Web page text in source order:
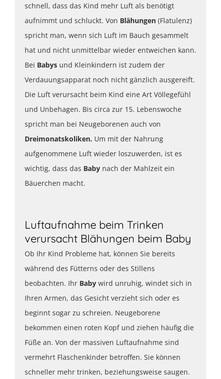
schnell, dass das Kind mehr Luft als benötigt
aufnimmt und schluckt. Von Blähungen (Flatulenz)
spricht man, wenn sich Luft im Bauch gesammelt
hat und nicht unmittelbar wieder entweichen kann.
Bei Babys und Kleinkindern ist zudem der
Verdauungsapparat noch nicht gänzlich ausgereift.
Die Luft verursacht beim Kind eine Art Völlegefühl
und Unbehagen. Bis circa zur 15. Lebenswoche
spricht man bei Neugeborenen auch von
Dreimonatskoliken. Um mit der Nahrung
aufgenommene Luft wieder loszuwerden, ist es
wichtig, dass das Baby nach der Mahlzeit ein
Bäuerchen macht.
Luftaufnahme beim Trinken
verursacht Blähungen beim Baby
Ob Ihr Kind Probleme hat, können Sie bereits
während des Fütterns oder des Stillens
beobachten. Ihr Baby wird unruhig, windet sich in
Ihren Armen, das Gesicht verzieht sich oder es
beginnt sogar zu schreien. Neugeborene
bekommen einen roten Kopf und ziehen häufig die
Füße an. Von der massiven Luftaufnahme sind
vermehrt Flaschenkinder betroffen. Sie können
schneller mehr trinken, beziehungsweise saugen.